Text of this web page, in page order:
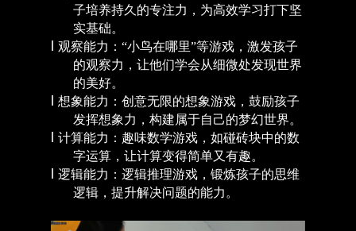
子培养持久的专注力，为高效学习打下坚
实基础。
l 观察能力： “小鸟在哪里”等游戏，激发孩子
的观察力，让他们学会从细微处发现世界
的美好。
l 想象能力：创意无限的想象游戏，鼓励孩子
发挥想象力，构建属于自己的梦幻世界。
l 计算能力：趣味数学游戏，如碰砖块中的数
字运算，让计算变得简单又有趣。
l 逻辑能力：逻辑推理游戏，锻炼孩子的思维
逻辑，提升解决问题的能力。